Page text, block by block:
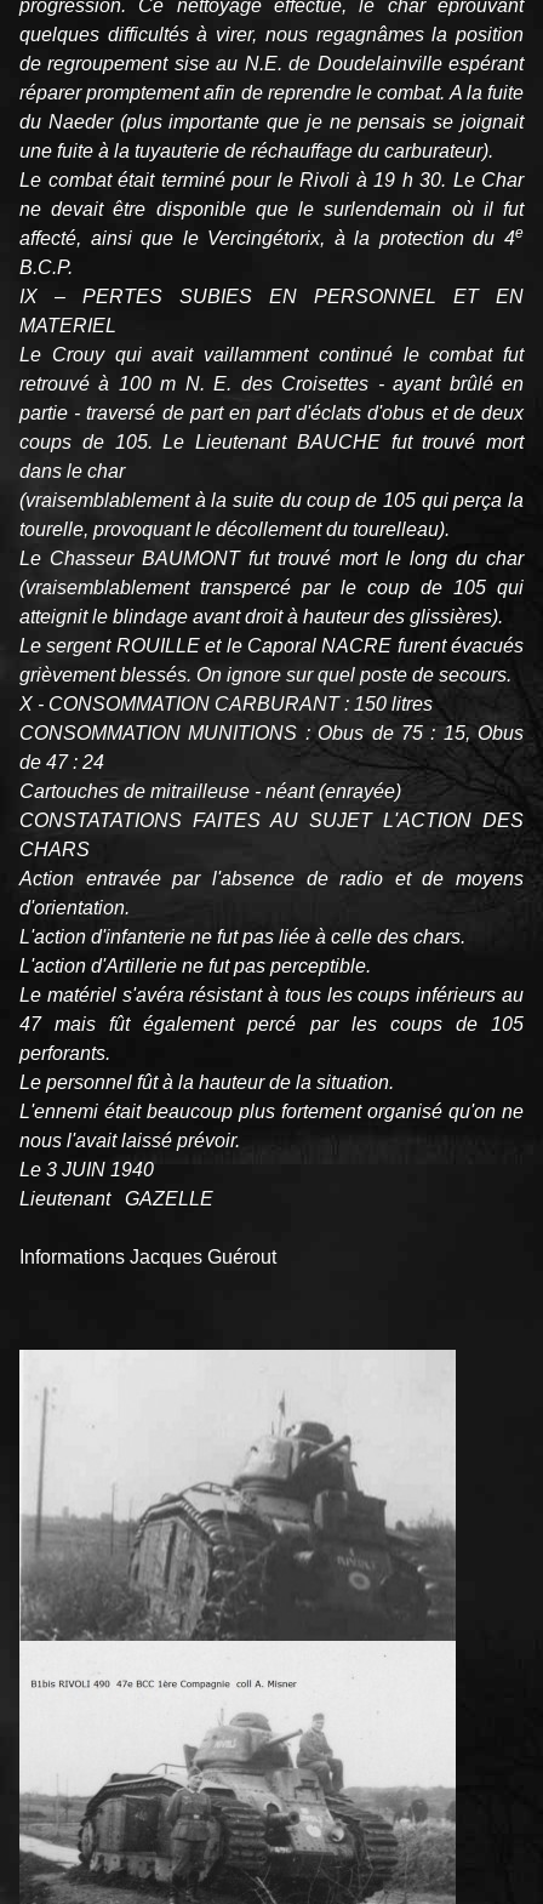
progression. Ce nettoyage effectué, le char éprouvant
quelques difficultés à virer, nous regagnâmes la position
de regroupement sise au N.E. de Doudelainville espérant
réparer promptement afin de reprendre le combat. A la fuite
du Naeder (plus importante que je ne pensais se joignait
une fuite à la tuyauterie de réchauffage du carburateur).
Le combat était terminé pour le Rivoli à 19 h 30. Le Char
ne devait être disponible que le surlendemain où il fut
affecté, ainsi que le Vercingétorix, à la protection du 4e
B.C.P.
IX – PERTES SUBIES EN PERSONNEL ET EN
MATERIEL
Le Crouy qui avait vaillamment continué le combat fut
retrouvé à 100 m N. E. des Croisettes - ayant brûlé en
partie - traversé de part en part d'éclats d'obus et de deux
coups de 105. Le Lieutenant BAUCHE fut trouvé mort
dans le char
(vraisemblablement à la suite du coup de 105 qui perça la
tourelle, provoquant le décollement du tourelleau).
Le Chasseur BAUMONT fut trouvé mort le long du char
(vraisemblablement transpercé par le coup de 105 qui
atteignit le blindage avant droit à hauteur des glissières).
Le sergent ROUILLE et le Caporal NACRE furent évacués
grièvement blessés. On ignore sur quel poste de secours.
X - CONSOMMATION CARBURANT : 150 litres
CONSOMMATION MUNITIONS : Obus de 75 : 15, Obus
de 47 : 24
Cartouches de mitrailleuse - néant (enrayée)
CONSTATATIONS FAITES AU SUJET L'ACTION DES
CHARS
Action entravée par l'absence de radio et de moyens
d'orientation.
L'action d'infanterie ne fut pas liée à celle des chars.
L'action d'Artillerie ne fut pas perceptible.
Le matériel s'avéra résistant à tous les coups inférieurs au
47 mais fût également percé par les coups de 105
perforants.
Le personnel fût à la hauteur de la situation.
L'ennemi était beaucoup plus fortement organisé qu'on ne
nous l'avait laissé prévoir.
Le 3 JUIN 1940
Lieutenant GAZELLE
Informations Jacques Guérout